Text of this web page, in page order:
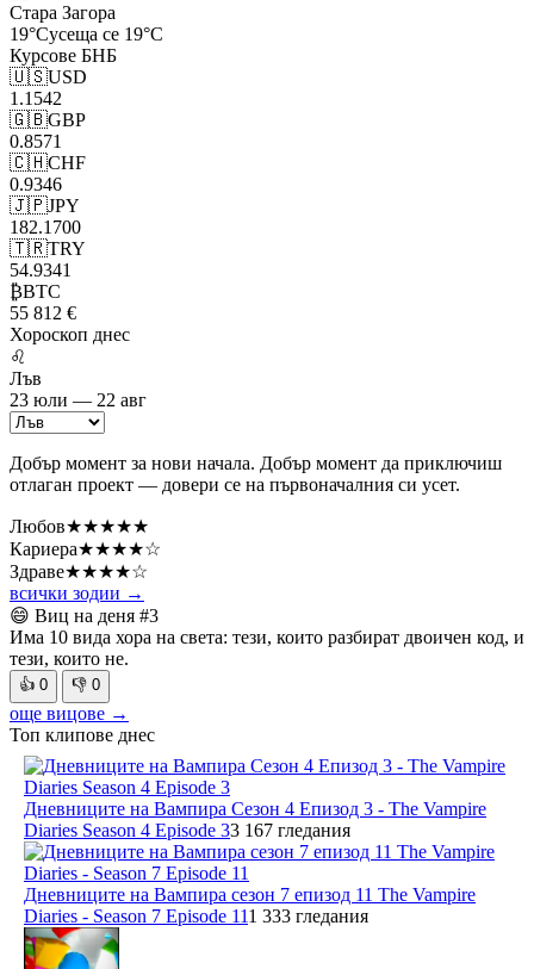
Стара Загора
19°Cусеща се 19°C
Курсове БНБ
🇺🇸USD
1.1542
🇬🇧GBP
0.8571
🇨🇭CHF
0.9346
🇯🇵JPY
182.1700
🇹🇷TRY
54.9341
₿BTC
55 812 €
Хороскоп днес
♌
Лъв
23 юли — 22 авг
Добър момент за нови начала. Добър момент да приключиш
отлаган проект — довери се на първоначалния си усет.
Любов★★★★★
Кариера★★★★☆
Здраве★★★★☆
всички зодии →
😄 Виц на деня #3
Има 10 вида хора на света: тези, които разбират двоичен код, и
тези, които не.
👍 0 👎 0
още вицове →
Топ клипове днес
Дневниците на Вампира Сезон 4 Епизод 3 - The Vampire
Diaries Season 4 Episode 33 167 гледания
Дневниците на Вампира сезон 7 епизод 11 The Vampire
Diaries - Season 7 Episode 111 333 гледания